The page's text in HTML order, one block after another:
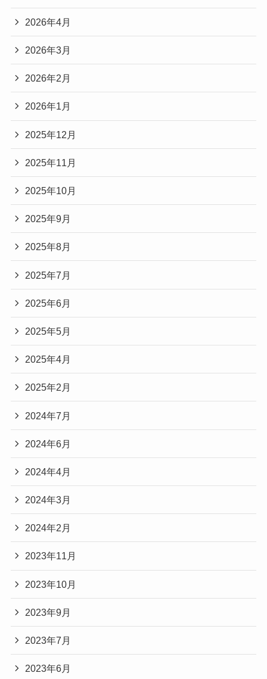
2026年4月
2026年3月
2026年2月
2026年1月
2025年12月
2025年11月
2025年10月
2025年9月
2025年8月
2025年7月
2025年6月
2025年5月
2025年4月
2025年2月
2024年7月
2024年6月
2024年4月
2024年3月
2024年2月
2023年11月
2023年10月
2023年9月
2023年7月
2023年6月